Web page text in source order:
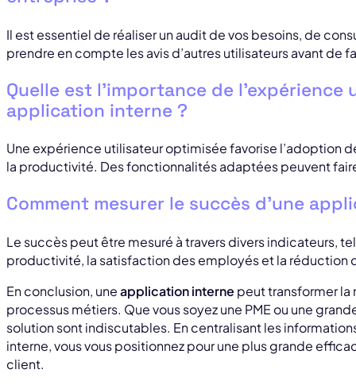
Il est essentiel de réaliser un audit de vos besoins, de
prendre en compte les avis d’autres utilisateurs avant de
Quelle est l’importance de
application interne ?
Une expérience utilisateur optimisée favorise l’adoption
la productivité. Des fonctionnalités adaptées peuvent
Comment mesurer le succès d’une
Le succès peut être mesuré à travers divers indicateurs,
productivité, la satisfaction des employés et la réduction
En conclusion, uneapplication interne peut transformer la
processus métiers. Que vous soyez une PME ou une
solution sont indiscutables. En centralisant les
interne, vous vous positionnez pour une plus grande
client.